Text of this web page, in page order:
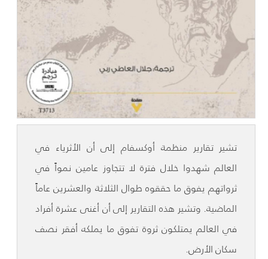
تشير تقارير منظمة أوكسفام إلى أن الأثرياء في
العالم شهدوا خلال فترة لا تتجاوز عامين نمواً في
ثرواتهم يفوق ما حققوه طوال الثلاثة والعشرين عاماً
الماضية. وتشير هذه التقارير إلى أن أغنى عشرة أفراد
في العالم يمتلكون ثروة تفوق ما يملكه أفقر نصف
سكان الأرض.